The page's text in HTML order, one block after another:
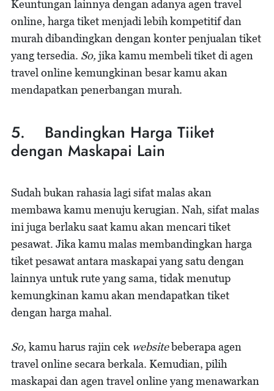
Keuntungan lainnya dengan adanya agen travel
online, harga tiket menjadi lebih kompetitif dan
murah dibandingkan dengan konter penjualan tiket
yang tersedia. So, jika kamu membeli tiket di agen
travel online kemungkinan besar kamu akan
mendapatkan penerbangan murah.
5. Bandingkan Harga Tiiket
dengan Maskapai Lain
Sudah bukan rahasia lagi sifat malas akan
membawa kamu menuju kerugian. Nah, sifat malas
ini juga berlaku saat kamu akan mencari tiket
pesawat. Jika kamu malas membandingkan harga
tiket pesawat antara maskapai yang satu dengan
lainnya untuk rute yang sama, tidak menutup
kemungkinan kamu akan mendapatkan tiket
dengan harga mahal.
So, kamu harus rajin cek websitebeberapa agen
travel online secara berkala. Kemudian, pilih
maskapai dan agen travel online yang menawarkan